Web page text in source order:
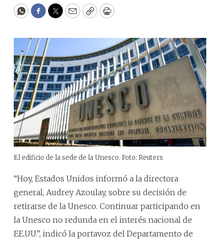
WhatsApp
Facebook
Twitter
EmailCopyPrint
El edificio de la sede de la Unesco. Foto: Reuters
“Hoy, Estados Unidos informó a la directora
general, Audrey Azoulay, sobre su decisión de
retirarse de la Unesco. Continuar participando en
la Unesco no redunda en el interés nacional de
EE.UU.”, indicó la portavoz del Departamento de